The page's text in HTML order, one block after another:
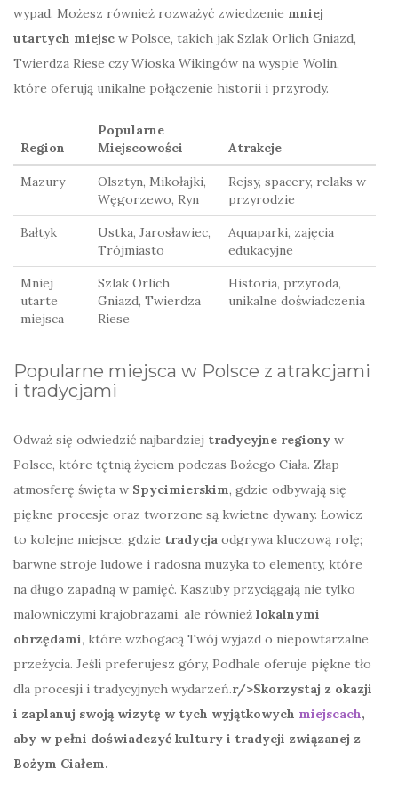
wypad. Możesz również rozważyć zwiedzenie mniej
utartych miejsc w Polsce, takich jak Szlak Orlich Gniazd,
Twierdza Riese czy Wioska Wikingów na wyspie Wolin,
które oferują unikalne połączenie historii i przyrody.
Region
Popularne
Miejscowości
Atrakcje
Mazury
Olsztyn, Mikołajki,
Węgorzewo, Ryn
Rejsy, spacery, relaks w
przyrodzie
Bałtyk
Ustka, Jarosławiec,
Trójmiasto
Aquaparki, zajęcia
edukacyjne
Mniej
utarte
miejsca
Szlak Orlich
Gniazd, Twierdza
Riese
Historia, przyroda,
unikalne doświadczenia
Popularne miejsca w Polsce z atrakcjami
i tradycjami
Odważ się odwiedzić najbardziej tradycyjne regiony w
Polsce, które tętnią życiem podczas Bożego Ciała. Złap
atmosferę święta w Spycimierskim, gdzie odbywają się
piękne procesje oraz tworzone są kwietne dywany. Łowicz
to kolejne miejsce, gdzie tradycja odgrywa kluczową rolę;
barwne stroje ludowe i radosna muzyka to elementy, które
na długo zapadną w pamięć. Kaszuby przyciągają nie tylko
malowniczymi krajobrazami, ale również lokalnymi
obrzędami, które wzbogacą Twój wyjazd o niepowtarzalne
przeżycia. Jeśli preferujesz góry, Podhale oferuje piękne tło
dla procesji i tradycyjnych wydarzeń.r/>Skorzystaj z okazji
i zaplanuj swoją wizytę w tych wyjątkowych miejscach,
aby w pełni doświadczyć kultury i tradycji związanej z
Bożym Ciałem.